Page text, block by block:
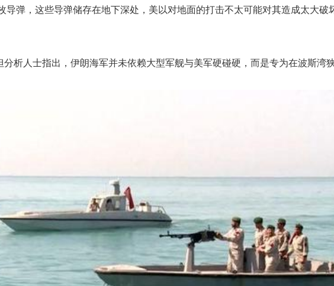
导弹，这些导弹储存在地下深处，美以对地面的打击不太可能对其造成太大破
析人士指出，伊朗海军并未依赖大型军舰与美军硬碰硬，而是专为在波斯湾